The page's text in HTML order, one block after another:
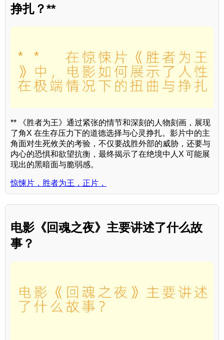
挣扎？**
** 《胜者为王》通过紧张的情节和深刻的人物刻画，展现
了角X 在生存压力下的道德选择与心灵挣扎。影片中的主
角面对生死攸关的考验，不仅要战胜外部的威胁，还要与
内心的恐惧和欲望抗衡，最终揭示了在绝境中人X 可能展
现出的黑暗面与脆弱感。
惊悚片，胜者为王，正片，
电影《回魂之夜》主要讲述了什么故
事？